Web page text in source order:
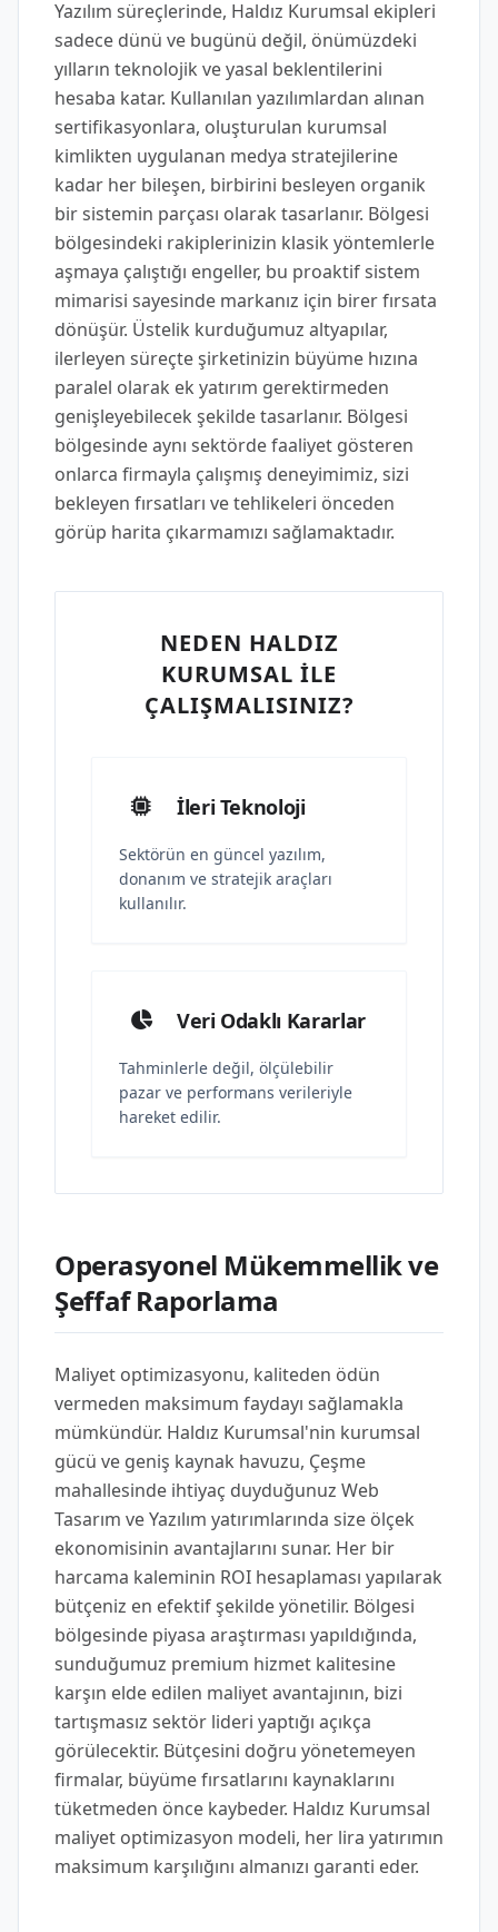
Yazılım süreçlerinde, Haldız Kurumsal ekipleri
sadece dünü ve bugünü değil, önümüzdeki
yılların teknolojik ve yasal beklentilerini
hesaba katar. Kullanılan yazılımlardan alınan
sertifikasyonlara, oluşturulan kurumsal
kimlikten uygulanan medya stratejilerine
kadar her bileşen, birbirini besleyen organik
bir sistemin parçası olarak tasarlanır. Bölgesi
bölgesindeki rakiplerinizin klasik yöntemlerle
aşmaya çalıştığı engeller, bu proaktif sistem
mimarisi sayesinde markanız için birer fırsata
dönüşür. Üstelik kurduğumuz altyapılar,
ilerleyen süreçte şirketinizin büyüme hızına
paralel olarak ek yatırım gerektirmeden
genişleyebilecek şekilde tasarlanır. Bölgesi
bölgesinde aynı sektörde faaliyet gösteren
onlarca firmayla çalışmış deneyimimiz, sizi
bekleyen fırsatları ve tehlikeleri önceden
görüp harita çıkarmamızı sağlamaktadır.
NEDEN HALDIZ
KURUMSAL İLE
ÇALIŞMALISINIZ?
İleri Teknoloji
Sektörün en güncel yazılım,
donanım ve stratejik araçları
kullanılır.
Veri Odaklı Kararlar
Tahminlerle değil, ölçülebilir
pazar ve performans verileriyle
hareket edilir.
Operasyonel Mükemmellik ve
Şeffaf Raporlama
Maliyet optimizasyonu, kaliteden ödün
vermeden maksimum faydayı sağlamakla
mümkündür. Haldız Kurumsal'nin kurumsal
gücü ve geniş kaynak havuzu, Çeşme
mahallesinde ihtiyaç duyduğunuz Web
Tasarım ve Yazılım yatırımlarında size ölçek
ekonomisinin avantajlarını sunar. Her bir
harcama kaleminin ROI hesaplaması yapılarak
bütçeniz en efektif şekilde yönetilir. Bölgesi
bölgesinde piyasa araştırması yapıldığında,
sunduğumuz premium hizmet kalitesine
karşın elde edilen maliyet avantajının, bizi
tartışmasız sektör lideri yaptığı açıkça
görülecektir. Bütçesini doğru yönetemeyen
firmalar, büyüme fırsatlarını kaynaklarını
tüketmeden önce kaybeder. Haldız Kurumsal
maliyet optimizasyon modeli, her lira yatırımın
maksimum karşılığını almanızı garanti eder.